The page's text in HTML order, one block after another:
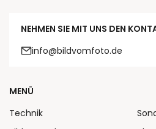
NEHMEN SIE MIT UNS DEN
info@bildvomfoto.de
MENÜ
Technik